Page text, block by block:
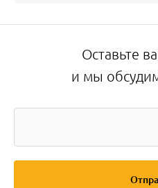
Оставьте
и мы